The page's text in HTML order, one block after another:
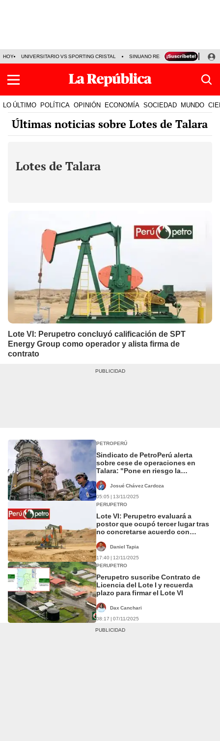
HOY UNIVERSITARIO VS SPORTING CRISTAL SINUANO RESULTADOS HOY
LO ÚLTIMO POLÍTICA OPINIÓN ECONOMÍA SOCIEDAD MUNDO
Últimas noticias sobre Lotes de Talara
Lotes de Talara
Lote VI: Perupetro concluyó calificación de SPT
Energy Group como operador y alista firma de
contrato
PETROPERÚ
Sindicato de PetroPerú alerta
sobre cese de operaciones en
Talara: "Pone en riesgo la
petrolero"
Josué Chávez Cardoza
05:05 | 13/11/2025
PERUPETRO
Lote VI: Perupetro evaluará a
postor que ocupó tercer lugar tras
no concretarse acuerdo con
Daniel Tapia
17:40 | 12/11/2025
PERUPETRO
Perupetro suscribe Contrato de
Licencia del Lote I y recuerda
plazo para firmar el Lote VI
Dax Canchari
08:17 | 07/11/2025